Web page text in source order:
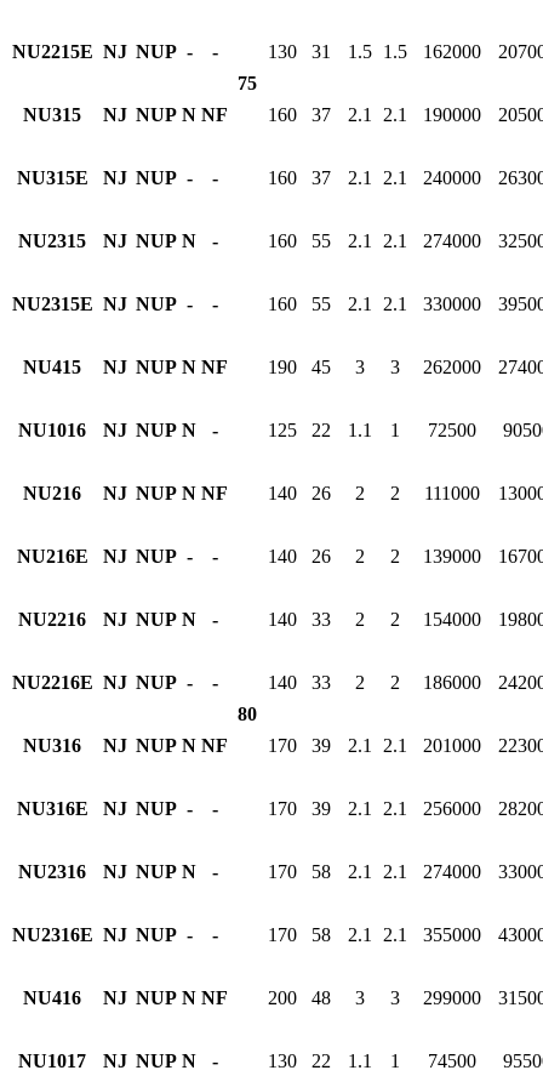
75
NU2215E NJ NUP - - 130 31 1.5 1.5 162000
NU315 NJ NUP N NF 160 37 2.1 2.1 190000
NU315E NJ NUP - - 160 37 2.1 2.1 240000
NU2315 NJ NUP N - 160 55 2.1 2.1 274000
NU2315E NJ NUP - - 160 55 2.1 2.1 330000
NU415 NJ NUP N NF 190 45 3 3 262000
NU1016 NJ NUP N -
80
125 22 1.1 1 72500
NU216 NJ NUP N NF 140 26 2 2 111000
NU216E NJ NUP - - 140 26 2 2 139000
NU2216 NJ NUP N - 140 33 2 2 154000
NU2216E NJ NUP - - 140 33 2 2 186000
NU316 NJ NUP N NF 170 39 2.1 2.1 201000
NU316E NJ NUP - - 170 39 2.1 2.1 256000
NU2316 NJ NUP N - 170 58 2.1 2.1 274000
NU2316E NJ NUP - - 170 58 2.1 2.1 355000
NU416 NJ NUP N NF 200 48 3 3 299000
NU1017 NJ NUP N - 130 22 1.1 1 74500